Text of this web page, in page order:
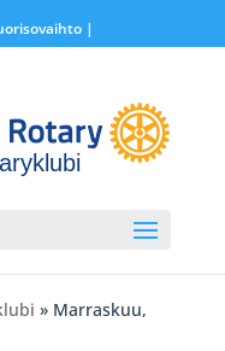
|
» Marraskuu,